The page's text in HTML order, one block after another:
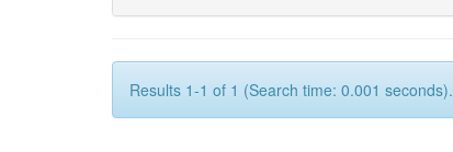
Results 1-1 of 1 (Search time: 0.001 seconds).